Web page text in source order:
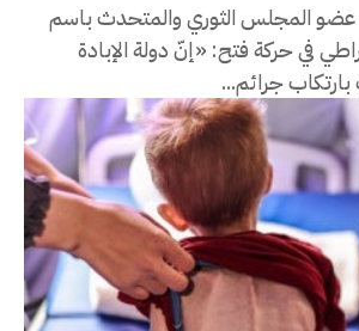
عضو المجلس الثوري والمتحدث باسم
في حركة فتح: «إنّ دولة الإبادة
بارتكاب جرائم...